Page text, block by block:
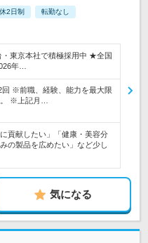
2日制 転勤なし
東京本社で積極採用中 ★全国
年…
回 ※前職、経験、能力を最大限
※上記月…
貢献したい」「健康・美容分
の製品を広めたい」など少し
気になる